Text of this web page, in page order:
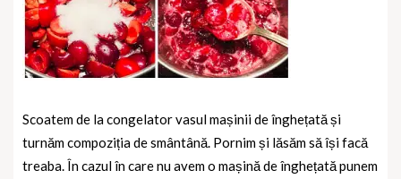
Scoatem de la congelator vasul mașinii de înghețată și
turnăm compoziția de smântână. Pornim și lăsăm să își facă
treaba. În cazul în care nu avem o mașină de înghețată punem